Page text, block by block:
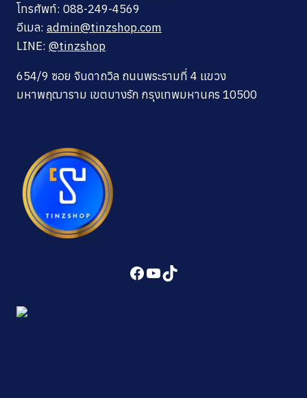
โทรศัพท์: 088-249-4569
อีเมล: admin@tinzshop.com
LINE: @tinzshop
654/9 ซอย จินดาถวิล ถนนพระรามที่ 4 แขวง
มหาพฤฒาราม เขตบางรัก กรุงเทพมหานคร 10500
Facebook
YouTube
TikTok